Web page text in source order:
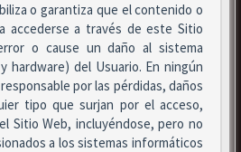
o garantiza que el contenido o
accederse a través de este Sitio
o cause un daño al sistema
hardware) del Usuario. En ningún
por las pérdidas, daños
tipo que surjan por el acceso,
Sitio Web, incluyéndose, pero no
a los sistemas informáticos